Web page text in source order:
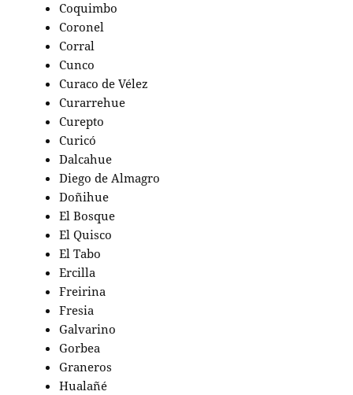
Coquimbo
Coronel
Corral
Cunco
Curaco de Vélez
Curarrehue
Curepto
Curicó
Dalcahue
Diego de Almagro
Doñihue
El Bosque
El Quisco
El Tabo
Ercilla
Freirina
Fresia
Galvarino
Gorbea
Graneros
Hualañé